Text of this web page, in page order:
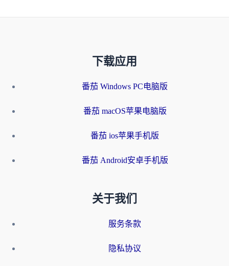
下载应用
番茄 Windows PC电脑版
番茄 macOS苹果电脑版
番茄 ios苹果手机版
番茄 Android安卓手机版
关于我们
服务条款
隐私协议